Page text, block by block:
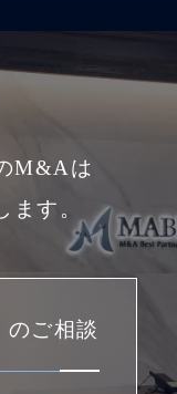
M&Aは
す。
のご相談